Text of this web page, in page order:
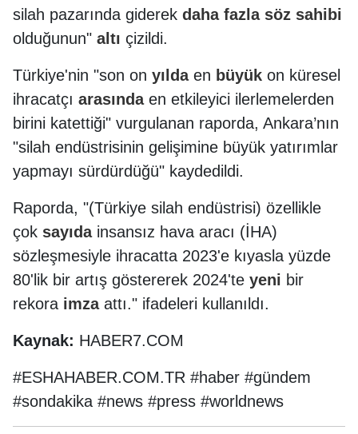
silah pazarında giderek daha fazla söz sahibi
olduğunun" altı çizildi.
Türkiye'nin "son on yıldaen büyük on küresel
ihracatçı arasındaen etkileyici ilerlemelerden
birini katettiği" vurgulanan raporda, Ankara’nın
"silah endüstrisinin gelişimine büyük yatırımlar
yapmayı sürdürdüğü" kaydedildi.
Raporda, "(Türkiye silah endüstrisi) özellikle
çok sayıdainsansız hava aracı (İHA)
sözleşmesiyle ihracatta 2023'e kıyasla yüzde
80'lik bir artış göstererek 2024'te yeni bir
rekora imzaattı." ifadeleri kullanıldı.
Kaynak: HABER7.COM
#ESHAHABER.COM.TR #haber #gündem
#sondakika #news #press #worldnews